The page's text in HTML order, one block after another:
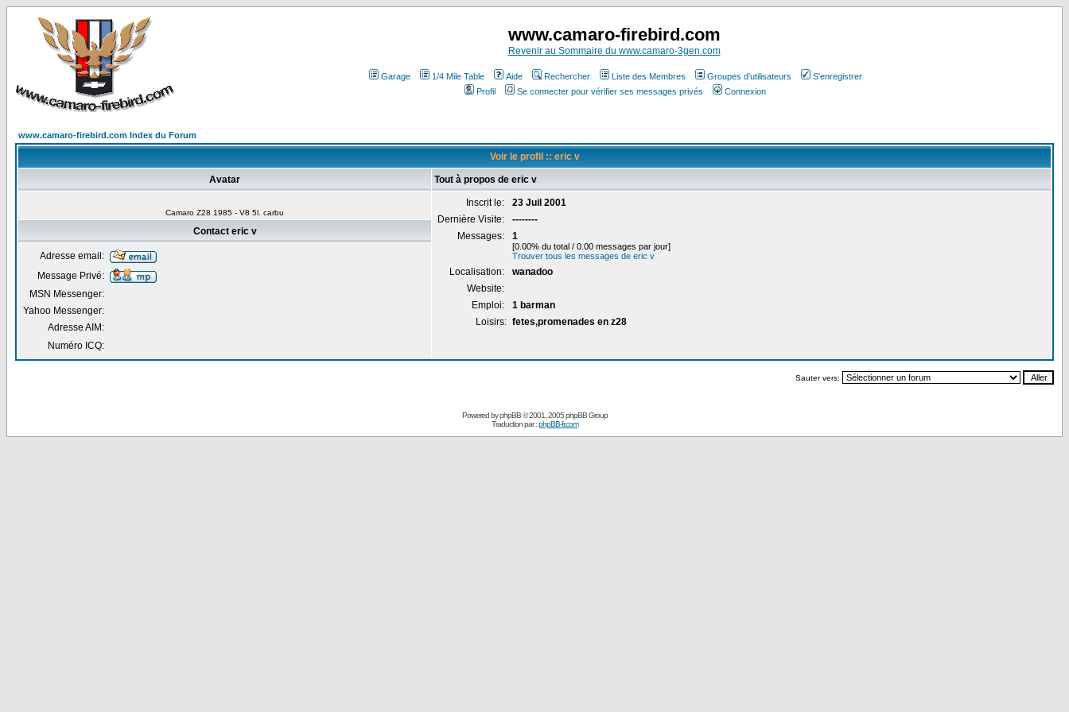
www.camaro-firebird.com
Revenir au Sommaire du www.camaro-3gen.com
Garage 1/4 Mile Table Aide Rechercher Liste des Membres Groupes d'utilisateurs
S'enregistrer
Profil
Se connecter pour vérifier ses messages privés Connexion
www.camaro-firebird.com Index du Forum
Voir le profil :: eric v
Avatar Tout à propos de eric v
Camaro Z28 1985 - V8 5l. carbu
Inscrit le:
23 Juil 2001
Dernière Visite:
--------
Messages:
1
[0.00% du total / 0.00 messages par jour]
Trouver tous les messages de eric v
Localisation:
wanadoo
Website:
Emploi:
1 barman
Loisirs: fetes,promenades en z28
Contact eric v
Adresse email:
Message Privé:
MSN Messenger:
Yahoo Messenger:
Adresse AIM:
Numéro ICQ:
Sauter vers:
Powered byphpBB© 2001, 2005 phpBB Group
Traduction par :phpBB-fr.com